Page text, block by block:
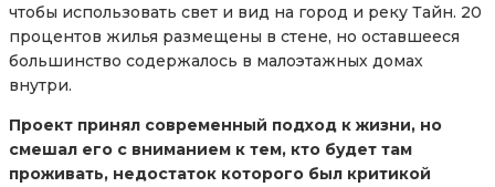
чтобы использовать свет и вид на город и реку Тайн. 20
процентов жилья размещены в стене, но оставшееся
большинство содержалось в малоэтажных домах
внутри.
Проект принял современный подход к жизни, но
смешал его с вниманием к тем, кто будет там
проживать, недостаток которого был критикой